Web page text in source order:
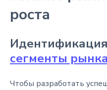
роста
Идентификация
сегменты рынка
Чтобы разработать